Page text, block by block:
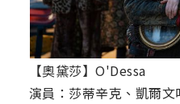
【奧黛莎】O'Dessa
演員：莎蒂辛克、凱爾文